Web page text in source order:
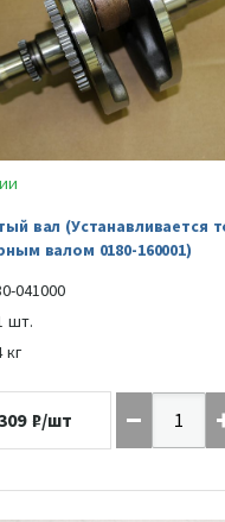
вал (Устанавливается
валом 0180-160001)
041000
шт.
кг
₽/шт